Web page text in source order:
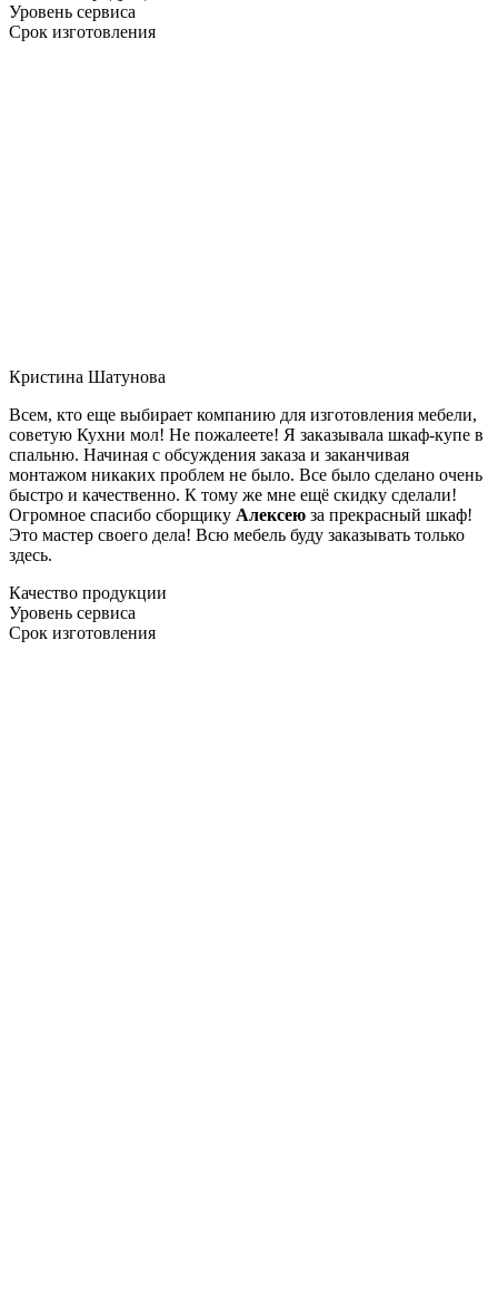
Уровень сервиса
Срок изготовления
Кристина Шатунова
Всем, кто еще выбирает компанию для изготовления мебели,
советую Кухни мол! Не пожалеете! Я заказывала шкаф-купе в
спальню. Начиная с обсуждения заказа и заканчивая
монтажом никаких проблем не было. Все было сделано очень
быстро и качественно. К тому же мне ещё скидку сделали!
Огромное спасибо сборщику Алексею за прекрасный шкаф!
Это мастер своего дела! Всю мебель буду заказывать только
здесь.
Качество продукции
Уровень сервиса
Срок изготовления